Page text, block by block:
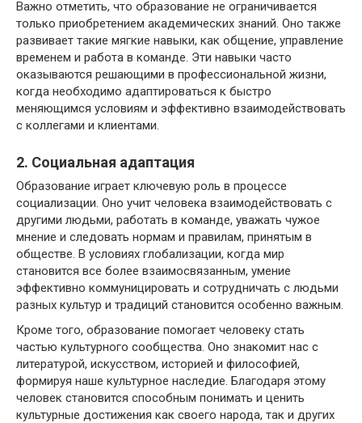
Важно отметить, что образование не ограничивается
только приобретением академических знаний. Оно также
развивает такие мягкие навыки, как общение, управление
временем и работа в команде. Эти навыки часто
оказываются решающими в профессиональной жизни,
когда необходимо адаптироваться к быстро
меняющимся условиям и эффективно взаимодействовать
с коллегами и клиентами.
2. Социальная адаптация
Образование играет ключевую роль в процессе
социализации. Оно учит человека взаимодействовать с
другими людьми, работать в команде, уважать чужое
мнение и следовать нормам и правилам, принятым в
обществе. В условиях глобализации, когда мир
становится все более взаимосвязанным, умение
эффективно коммуницировать и сотрудничать с людьми
разных культур и традиций становится особенно важным.
Кроме того, образование помогает человеку стать
частью культурного сообщества. Оно знакомит нас с
литературой, искусством, историей и философией,
формируя наше культурное наследие. Благодаря этому
человек становится способным понимать и ценить
культурные достижения как своего народа, так и других